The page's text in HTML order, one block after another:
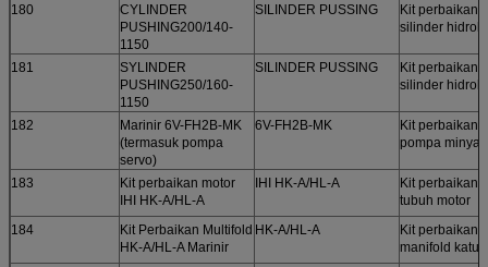
180
CYLINDER
PUSHING200/140-
1150
SILINDER PUSSING
Kit perbaikan
silinder
181
SYLINDER
PUSHING250/160-
1150
SILINDER PUSSING
Kit perbaikan
silinder
182
Marinir 6V-FH2B-MK
(termasuk pompa
servo)
6V-FH2B-MK
Kit perbaikan
pompa minyak
183
Kit perbaikan motor
IHI HK-A/HL-A
IHI HK-A/HL-A
Kit perbaikan
tubuh motor
184
Kit Perbaikan Multifold
HK-A/HL-A Marinir
HK-A/HL-A
Kit perbaikan
manifold katup